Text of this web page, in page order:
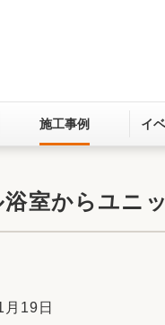
トイレ
ガーデンスペース
組み お客
施工事例 イ
室からユニ
19日